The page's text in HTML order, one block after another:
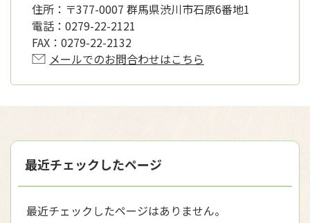
住所： 〒377-0007 群馬県渋川市石原6番地1
電話： 0279-22-2121
FAX： 0279-22-2132
メールでのお問合わせはこちら
最近チェックしたページ
最近チェックしたページはありません。